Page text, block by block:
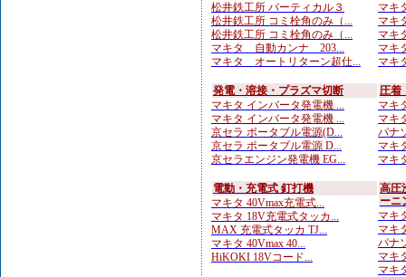
松井鉄工所 バーティカル３
松井鉄工所 コミ栓角のみ（...
松井鉄工所 コミ栓角のみ（...
マキタ 自動カンナ 203...
マキタ オートリターン超仕...
マキ
マキ
マキ
マキ
マキ
発電・溶接・プラズマ切断
マキタ インバータ発電機 ...
マキタ インバータ発電機 ...
京セラ ポータブル電源(D...
京セラ ポータブル電源 D...
京セラエンジン発電機 EG...
圧着
マキ
マキ
パナ
マキ
マキ
電動・充電式 釘打機
マキタ 40Vmax充電式...
マキタ 18V充電式タッカ...
MAX 充電式タッカ TJ...
マキタ 40Vmax 40...
HiKOKI 18Vコード...
高圧
ーニ
マキ
マキ
パナ
マキ
マキ